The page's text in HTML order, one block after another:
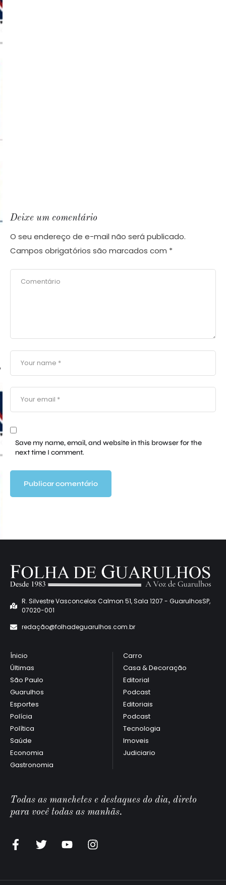
Deixe um comentário
O seu endereço de e-mail não será publicado.
Campos obrigatórios são marcados com *
Save my name, email, and website in this browser for the
next time I comment.
R. Silvestre Vasconcelos Calmon 51, Sala 1207 - GuarulhosSP,
07020-001
redação@folhadeguarulhos.com.br
Ínicio
Últimas
São Paulo
Guarulhos
Esportes
Polícia
Política
Saúde
Economia
Gastronomia
Carro
Casa & Decoração
Editorial
Podcast
Editoriais
Podcast
Tecnologia
Imoveis
Judiciario
Todas as manchetes e destaques do dia, direto
para você todas as manhãs.